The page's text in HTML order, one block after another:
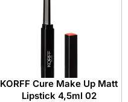
KORFF Cure Make Up Matt
Lipstick 4,5ml 02